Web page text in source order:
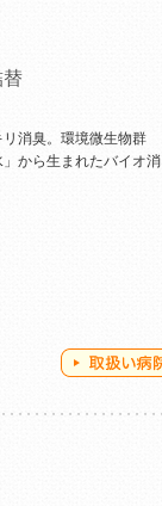
消臭。環境微生物群
」から生まれたバイオ消